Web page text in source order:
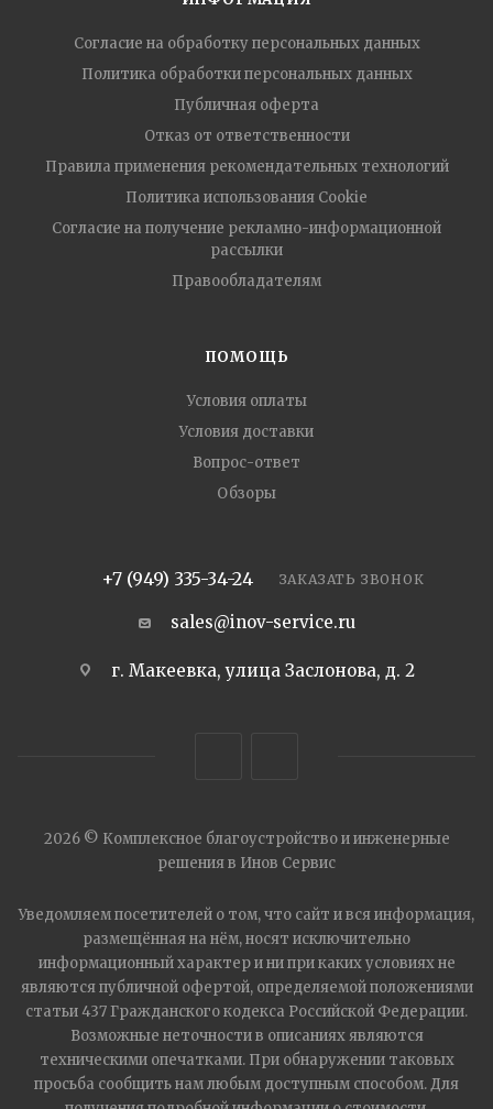
Согласие на обработку персональных данных
Политика обработки персональных данных
Публичная оферта
Отказ от ответственности
Правила применения рекомендательных технологий
Политика использования Cookie
Согласие на получение рекламно-информационной
рассылки
Правообладателям
ПОМОЩЬ
Условия оплаты
Условия доставки
Вопрос-ответ
Обзоры
+7 (949) 335-34-24 ЗАКАЗАТЬ ЗВОНОК
sales@inov-service.ru
г. Макеевка, улица Заслонова, д. 2
2026 © Комплексное благоустройство и инженерные
решения в Инов Сервис
Уведомляем посетителей о том, что сайт и вся информация,
размещённая на нём, носят исключительно
информационный характер и ни при каких условиях не
являются публичной офертой, определяемой положениями
статьи 437 Гражданского кодекса Российской Федерации.
Возможные неточности в описаниях являются
техническими опечатками. При обнаружении таковых
просьба сообщить нам любым доступным способом. Для